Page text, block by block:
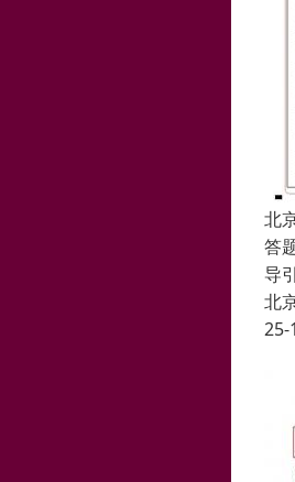
北
答
导
北
25-